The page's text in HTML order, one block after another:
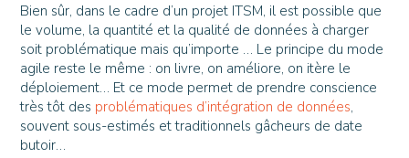
Bien sûr, dans le cadre d’un projet ITSM, il est possible que
le volume, la quantité et la qualité de données à charger
soit problématique mais qu’importe … Le principe du mode
agile reste le même : on livre, on améliore, on itère le
déploiement… Et ce mode permet de prendre conscience
très tôt des problématiques d’intégration de données,
souvent sous-estimés et traditionnels gâcheurs de date
butoir…